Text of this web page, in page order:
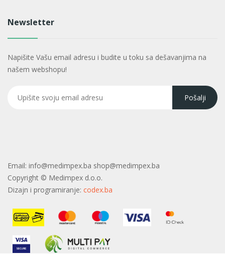
Newsletter
Napišite Vašu email adresu i budite u toku sa dešavanjima na
našem webshopu!
Email: info@medimpex.ba shop@medimpex.ba
Copyright © Medimpex d.o.o.
Dizajn i programiranje: codex.ba